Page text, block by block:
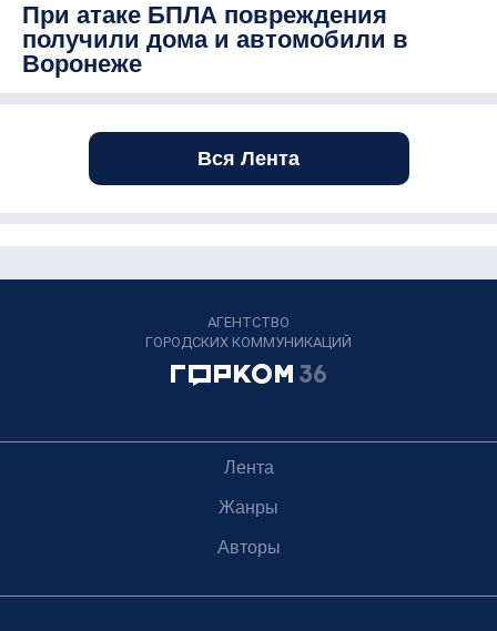
При атаке БПЛА повреждения
получили дома и автомобили в
Воронеже
Вся Лента
АГЕНТСТВО
ГОРОДСКИХ КОММУНИКАЦИЙ
Лента
Жанры
Авторы